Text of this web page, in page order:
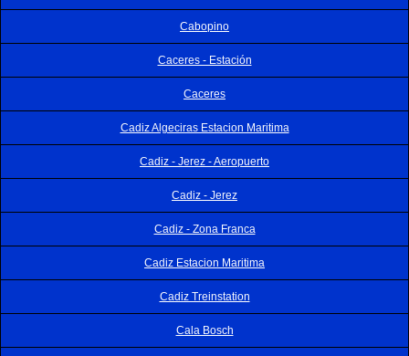
Cabopino
Caceres - Estación
Caceres
Cadiz Algeciras Estacion Maritima
Cadiz - Jerez - Aeropuerto
Cadiz - Jerez
Cadiz - Zona Franca
Cadiz Estacion Maritima
Cadiz Treinstation
Cala Bosch